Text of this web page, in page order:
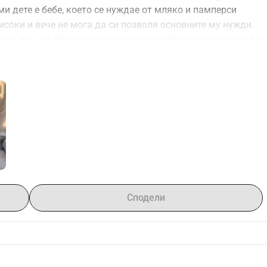
дете е бебе, което се нуждае от мляко и памперси
и вече не мога да си позволя основните му нужди.
тези думи с тежко сърце, защото нямам нищо друго
помогне да осигурим мляко, лекарства и храна за
в тези трудни времена. Вашата подкрепа днес
страданията на цяло семейство.
Сподели